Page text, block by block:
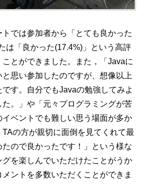
では参加者から「とても良かった
は「良かった(17.4%)」という高評
とができました。また，「Javaに
思い参加したのですが、想像以上
です。自分でもJavaの勉強してみよ
た。」や「元々プログラミングが苦
イベントでも難しい思う場面が多か
TAの方が親切に面倒を見てくれて最
ので良かったです！」という様な
グを楽しんでいただけたことがうか
ントを多数いただくことができま